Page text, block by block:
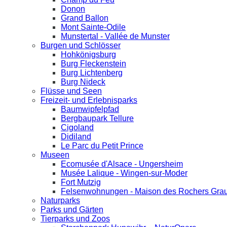
Donon
Grand Ballon
Mont Sainte-Odile
Munstertal - Vallée de Munster
Burgen und Schlösser
Hohkönigsburg
Burg Fleckenstein
Burg Lichtenberg
Burg Nideck
Flüsse und Seen
Freizeit- und Erlebnisparks
Baumwipfelpfad
Bergbaupark Tellure
Cigoland
Didiland
Le Parc du Petit Prince
Museen
Ecomusée d'Alsace - Ungersheim
Musée Lalique - Wingen-sur-Moder
Fort Mutzig
Felsenwohnungen - Maison des Rochers
Naturparks
Parks und Gärten
Tierparks und Zoos